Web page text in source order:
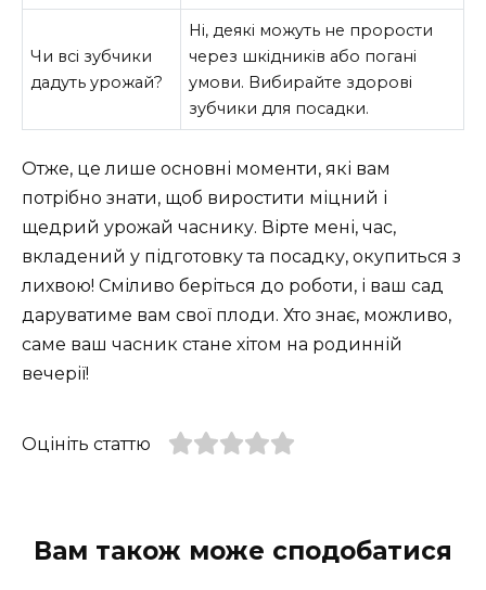
Чи всі зубчики
дадуть урожай?
Ні, деякі можуть не прорости
через шкідників або погані
умови. Вибирайте здорові
зубчики для посадки.
Отже, це лише основні моменти, які вам
потрібно знати, щоб виростити міцний і
щедрий урожай часнику. Вірте мені, час,
вкладений у підготовку та посадку, окупиться з
лихвою! Сміливо беріться до роботи, і ваш сад
даруватиме вам свої плоди. Хто знає, можливо,
саме ваш часник стане хітом на родинній
вечерії!
Оцініть статтю
Вам також може сподобатися